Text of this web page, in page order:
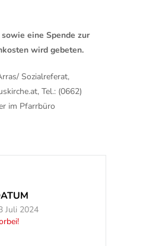
eine Spende zur
wird gebeten.
Sozialreferat,
, Tel.: (0662)
im Pfarrbüro
Juli 2024